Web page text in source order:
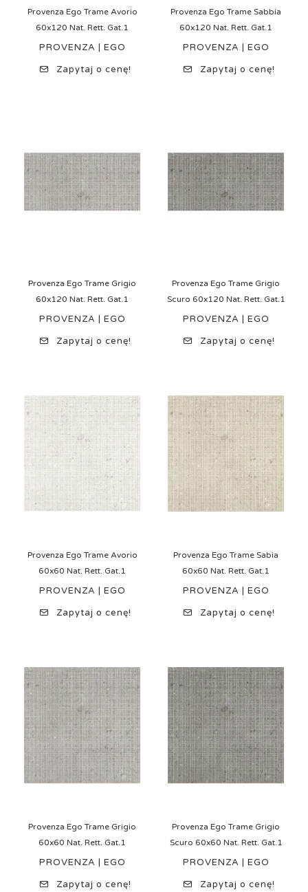
Provenza Ego Trame Avorio
60x120 Nat. Rett. Gat.1
PROVENZA | EGO
Zapytaj o cenę!
Provenza Ego Trame Sabbia
60x120 Nat. Rett. Gat.1
PROVENZA | EGO
Zapytaj o cenę!
Provenza Ego Trame Grigio
60x120 Nat. Rett. Gat.1
PROVENZA | EGO
Zapytaj o cenę!
Provenza Ego Trame Grigio
Scuro 60x120 Nat. Rett. Gat.1
PROVENZA | EGO
Zapytaj o cenę!
Provenza Ego Trame Avorio
60x60 Nat. Rett. Gat.1
PROVENZA | EGO
Zapytaj o cenę!
Provenza Ego Trame Sabia
60x60 Nat. Rett. Gat.1
PROVENZA | EGO
Zapytaj o cenę!
Provenza Ego Trame Grigio
60x60 Nat. Rett. Gat.1
PROVENZA | EGO
Zapytaj o cenę!
Provenza Ego Trame Grigio
Scuro 60x60 Nat. Rett. Gat.1
PROVENZA | EGO
Zapytaj o cenę!